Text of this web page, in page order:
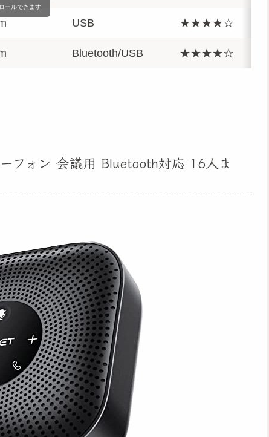
USB ★★★★☆
Bluetooth/USB ★★★★☆
ールできます
フォン 会議用 Bluetooth対応 16人ま